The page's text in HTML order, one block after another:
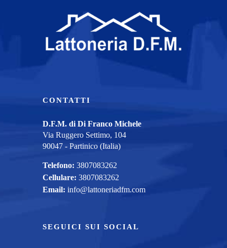
CONTATTI
D.F.M. di Di Franco Michele
Via Ruggero Settimo, 104
90047 - Partinico (Italia)
Telefono: 3807083262
Cellulare: 3807083262
Email: info@lattoneriadfm.com
SEGUICI SUI SOCIAL